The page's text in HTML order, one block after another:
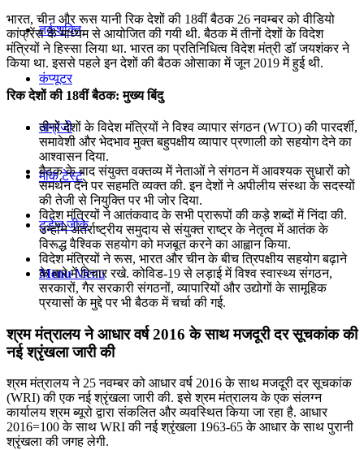
तर्कशक्ति
कंप्यूटर
अंग्रेजी
मॉक टेस्ट
टुडेज जीके
Menu Menu
भारत, चीन और रूस यानी रिक देशों की 18वीं बैठक 26 नवम्बर को वीडियो
कांफ्रेंस के माध्‍यम से आयोजित की गयी थी. बैठक में तीनों देशों के विदेश
मंत्रियों ने हिस्सा लिया था. भारत का प्रतिनिधित्व विदेश मंत्री डॉ जयशंकर ने
किया था. इससे पहले इन देशों की बैठक ओसाका में जून 2019 में हुई थी.
रिक देशों की 18वीं बैठक: मुख्य बिंदु
तीनों देशों के विदेश मंत्रियों ने विश्‍व व्‍यापार संगठन (WTO) की पारदर्शी,
समावेशी और भेदभाव मुक्‍त बहुपक्षीय व्‍यापार प्रणाली को सहयोग देने का
आश्‍वासन दिया.
बैठक के बाद संयुक्‍त वक्‍तव्‍य में नेताओं ने संगठन में आवश्‍यक सुधारों को
समर्थन देने पर सहमति व्‍यक्‍त की. इन देशों ने अपीलीय संस्‍था के सदस्‍यों
की तेजी से नियुक्ति पर भी जोर दिया.
विदेश मंत्रियों ने आतंकवाद के सभी प्रारूपों की कड़े शब्‍दों में निंदा की.
उन्‍होंने अंतर्राष्‍ट्रीय समुदाय से संयुक्‍त राष्‍ट्र के नेतृत्‍व में आतंक के
विरूद्ध वैश्विक सहयोग को मजबूत करने का आह्वान किया.
विदेश मंत्रियों ने रूस, भारत और चीन के बीच त्रिपक्षीय सहयोग बढ़ाने
के बारे में विचार रखे. कोविड-19 से लड़ाई में विश्‍व स्‍वास्‍थ्‍य संगठन,
सरकारों, गैर सरकारी संगठनों, व्‍यापारियों और उद्योगों के सामूहिक
प्रयासों के मुद्दे पर भी बैठक में चर्चा की गई.
श्रम मंत्रालय ने आधार वर्ष 2016 के साथ मजदूरी दर सूचकांक की
नई श्रृंखला जारी की
श्रम मंत्रालय ने 25 नवम्बर को आधार वर्ष 2016 के साथ मजदूरी दर सूचकांक
(WRI) की एक नई श्रृंखला जारी की. इसे श्रम मंत्रालय के एक संलग्न
कार्यालय श्रम ब्यूरो द्वारा संकलित और व्यवस्थित किया जा रहा है. आधार
2016=100 के साथ WRI की नई श्रृंखला 1963-65 के आधार के साथ पुरानी
श्रृंखला की जगह लेगी.